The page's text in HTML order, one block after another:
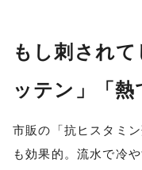
もし刺され
ッテン」「熱
市販の「抗ヒスタミ
も効果的。 流水で冷や